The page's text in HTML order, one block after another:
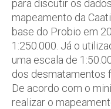
para discutir os
mapeamento da
base do Probio em
1:250.000. Já o
uma escala de
dos desmatamentos
De acordo com o
realizar o